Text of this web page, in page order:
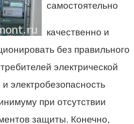
самостоятельно
качественно и
без правильного
электрической
электробезопасность
при отсутствии
защиты. Конечно,